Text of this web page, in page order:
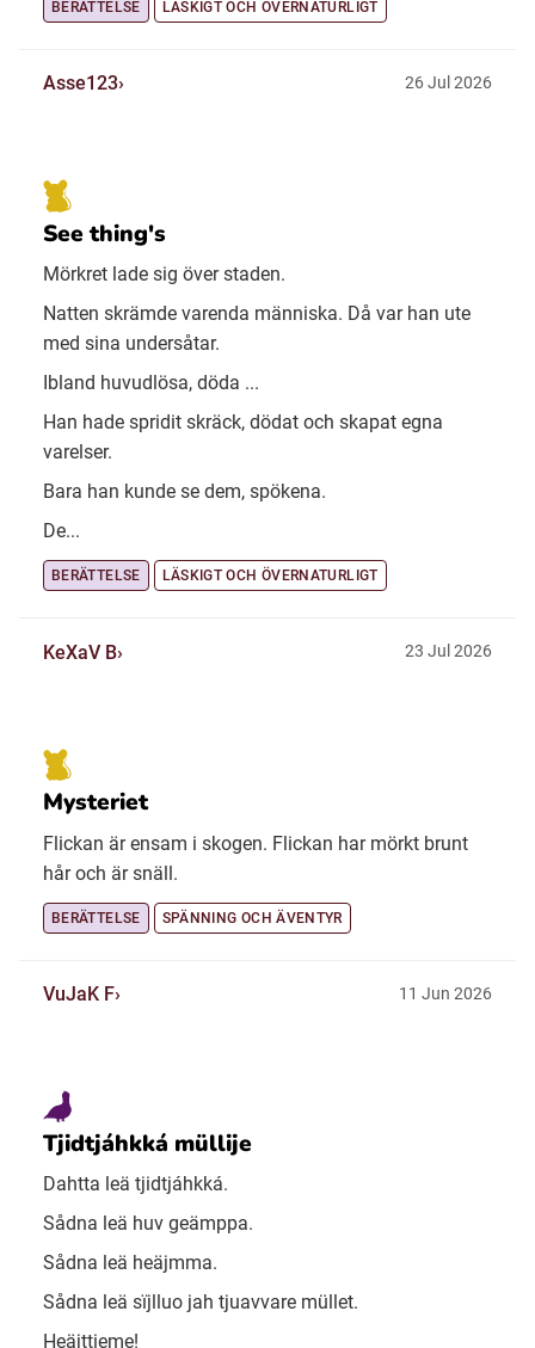
BERÄTTELSE LÄSKIGT OCH ÖVERNATURLIGT
Asse123 26 Jul 2026
See thing's
Mörkret lade sig över staden.
Natten skrämde varenda människa. Då var han ute
med sina undersåtar.
Ibland huvudlösa, döda ...
Han hade spridit skräck, dödat och skapat egna
varelser.
Bara han kunde se dem, spökena.
De...
BERÄTTELSE LÄSKIGT OCH ÖVERNATURLIGT
KeXaV B 23 Jul 2026
Mysteriet
Flickan är ensam i skogen. Flickan har mörkt brunt
hår och är snäll.
BERÄTTELSE SPÄNNING OCH ÄVENTYR
VuJaK F 11 Jun 2026
Tjidtjáhkká müllije
Dahtta leä tjidtjáhkká.
Sådna leä huv geämppa.
Sådna leä heäjmma.
Sådna leä sïjlluo jah tjuavvare müllet.
Heäjttieme!